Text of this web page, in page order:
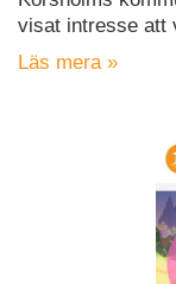
visat intresse att
Läs mera »